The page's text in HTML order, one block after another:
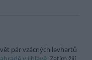
pár vzácných levhartů